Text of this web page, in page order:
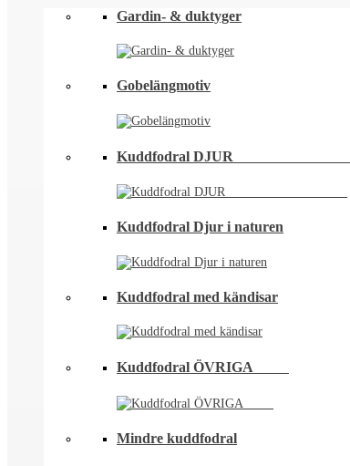
Gardin- & duktyger
Gobelängmotiv
Kuddfodral DJUR
Kuddfodral Djur i naturen
Kuddfodral med kändisar
Kuddfodral ÖVRIGA ⠀⠀⠀
Mindre kuddfodral